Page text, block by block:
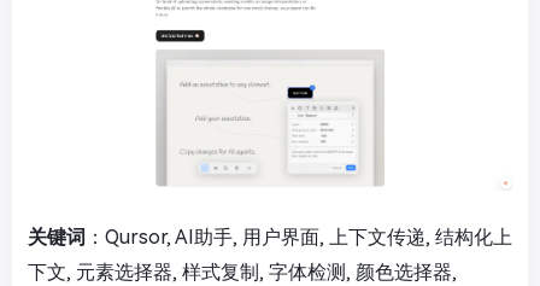
关键词 ：Qursor, AI助手, 用户界面, 上下文传递, 结构化上
下文, 元素选择器, 样式复制, 字体检测, 颜色选择器,